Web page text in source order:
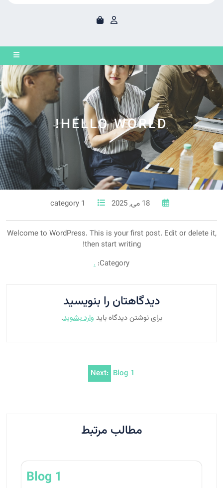
HELLO WORLD!
18 می, 2025 1 category
Welcome to WordPress. This is your first post. Edit or delete it,
then start writing!
Category:
.
دیدگاهتان را بنویسید
برای نوشتن دیدگاه باید وارد بشوید.
Next: Blog 1
مطالب مرتبط
Blog 1